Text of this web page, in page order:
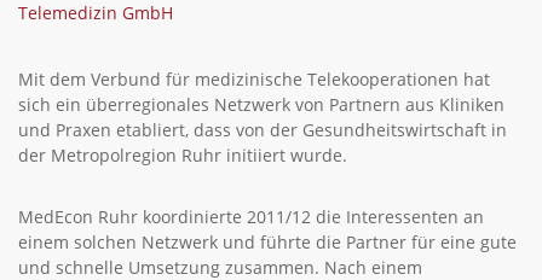
Mit dem Verbund für medizinische Telekooperationen hat
sich ein überregionales Netzwerk von Partnern aus Kliniken
und Praxen etabliert, dass von der Gesundheitswirtschaft in
der Metropolregion Ruhr initiiert wurde.
MedEcon Ruhr koordinierte 2011/12 die Interessenten an
einem solchen Netzwerk und führte die Partner für eine gute
und schnelle Umsetzung zusammen. Nach einem